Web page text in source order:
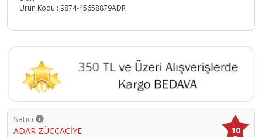
Ürün Kodu : 9874-45658879ADR
Satıcı
ADAR ZÜCCACİYE
10